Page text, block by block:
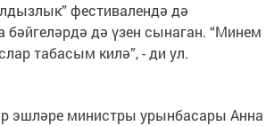
фестивалендә дә
бәйгеләрдә дә үзен сынаган. “Минем
табасым килә”, - ди ул.
эшләре министры урынбасары Анна